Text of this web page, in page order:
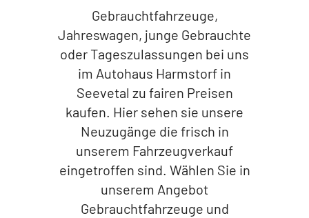
Gebrauchtfahrzeuge,
Jahreswagen, junge Gebrauchte
oder Tageszulassungen bei uns
im Autohaus Harmstorf in
Seevetal zu fairen Preisen
kaufen. Hier sehen sie unsere
Neuzugänge die frisch in
unserem Fahrzeugverkauf
eingetroffen sind. Wählen Sie in
unserem Angebot
Gebrauchtfahrzeuge und